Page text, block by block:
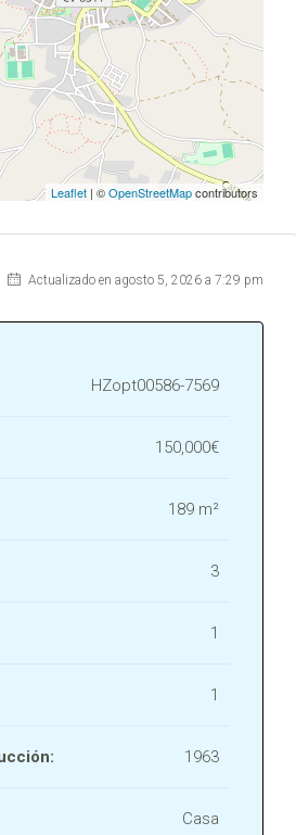
Leaflet | ©OpenStreetMapcontributors
Actualizado en agosto 5, 2026 a 7:29 pm
HZopt00586-7569
150,000€
189 m²
3
1
1
1963
Casa